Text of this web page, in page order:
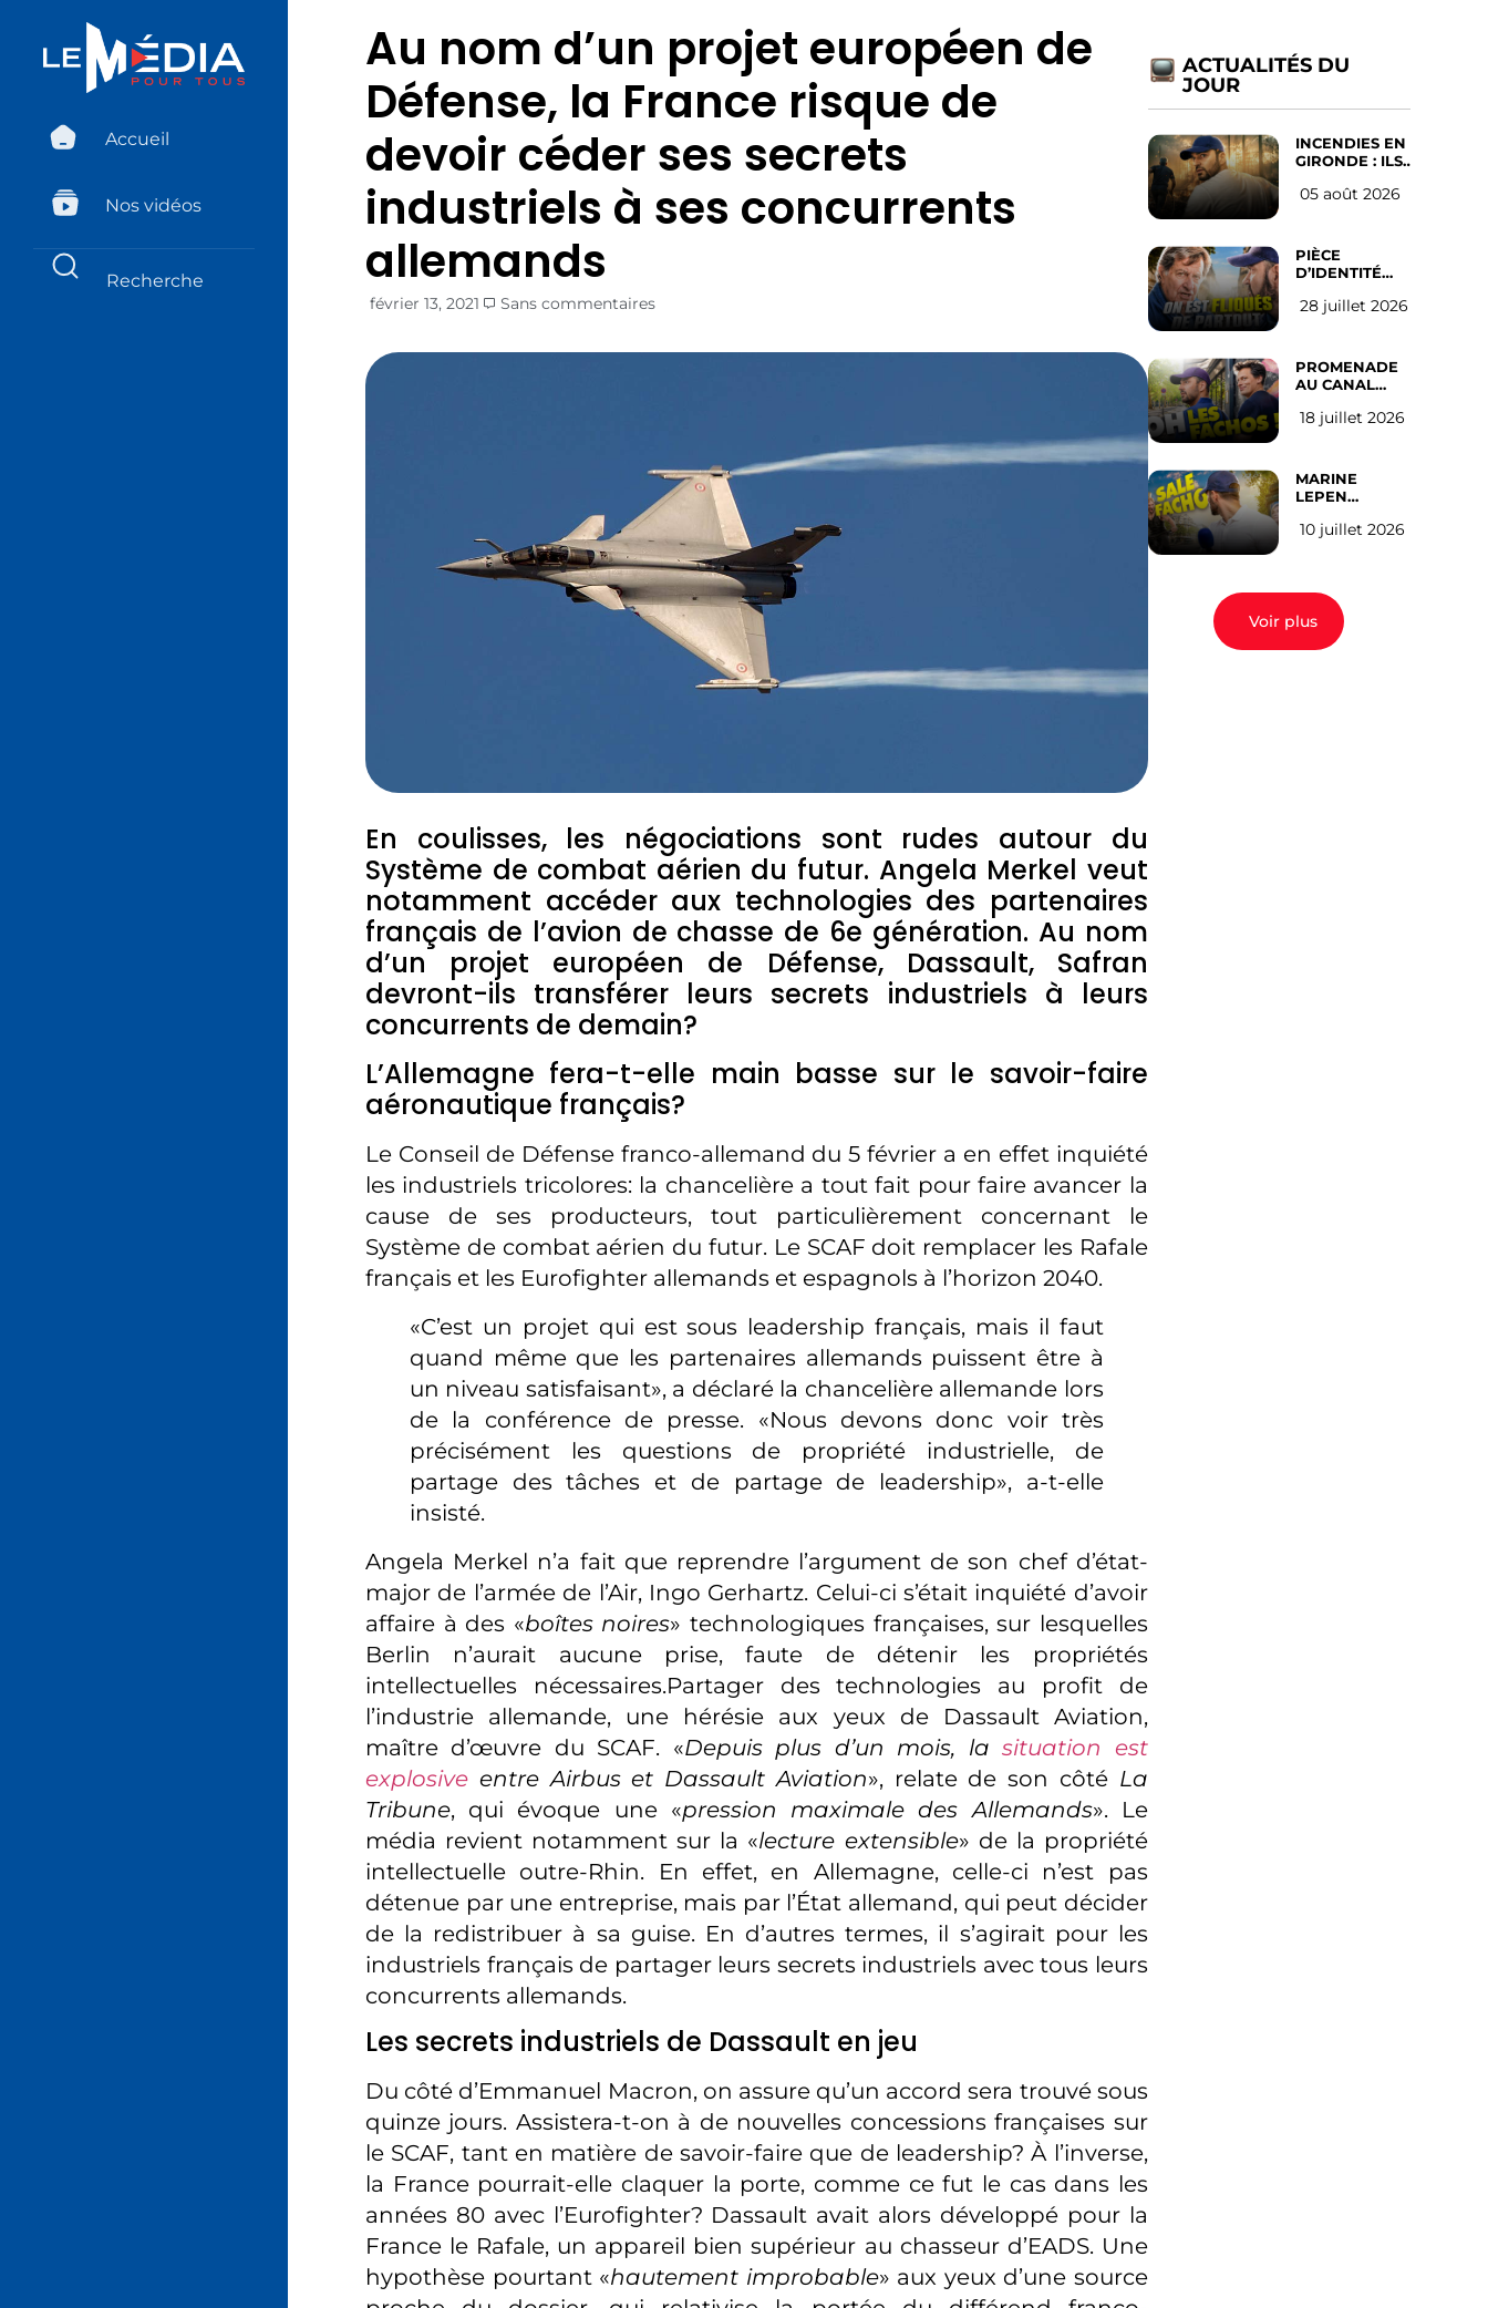
Accueil
Nos vidéos
Au nom d’un projet européen de
Défense, la France risque de
devoir céder ses secrets
industriels à ses concurrents
allemands
février 13, 2021 Sans commentaires
En coulisses, les négociations sont rudes autour du
Système de combat aérien du futur. Angela Merkel veut
notamment accéder aux technologies des partenaires
français de l’avion de chasse de 6e génération. Au nom
d’un projet européen de Défense, Dassault, Safran
devront-ils transférer leurs secrets industriels à leurs
concurrents de demain?
L’Allemagne fera-t-elle main basse sur le savoir-faire
aéronautique français?
Le Conseil de Défense franco-allemand du 5 février a en effet inquiété
les industriels tricolores: la chancelière a tout fait pour faire avancer la
cause de ses producteurs, tout particulièrement concernant le
Système de combat aérien du futur. Le SCAF doit remplacer les Rafale
français et les Eurofighter allemands et espagnols à l’horizon 2040.
«C’est un projet qui est sous leadership français, mais il faut
quand même que les partenaires allemands puissent être à
un niveau satisfaisant», a déclaré la chancelière allemande lors
de la conférence de presse. «Nous devons donc voir très
précisément les questions de propriété industrielle, de
partage des tâches et de partage de leadership», a-t-elle
insisté.
Angela Merkel n’a fait que reprendre l’argument de son chef d’état-
major de l’armée de l’Air, Ingo Gerhartz. Celui-ci s’était inquiété d’avoir
affaire à des «boîtes noires» technologiques françaises, sur lesquelles
Berlin n’aurait aucune prise, faute de détenir les propriétés
intellectuelles nécessaires.Partager des technologies au profit de
l’industrie allemande, une hérésie aux yeux de Dassault Aviation,
maître d’œuvre du SCAF. «Depuis plus d’un mois, lasituation est
explosive entre Airbus et Dassault Aviation», relate de son côté La
Tribune, qui évoque une «pression maximale des Allemands». Le
média revient notamment sur la «lecture extensible» de la propriété
intellectuelle outre-Rhin. En effet, en Allemagne, celle-ci n’est pas
détenue par une entreprise, mais par l’État allemand, qui peut décider
de la redistribuer à sa guise. En d’autres termes, il s’agirait pour les
industriels français de partager leurs secrets industriels avec tous leurs
concurrents allemands.
Les secrets industriels de Dassault en jeu
Du côté d’Emmanuel Macron, on assure qu’un accord sera trouvé sous
quinze jours. Assistera-t-on à de nouvelles concessions françaises sur
le SCAF, tant en matière de savoir-faire que de leadership? À l’inverse,
la France pourrait-elle claquer la porte, comme ce fut le cas dans les
années 80 avec l’Eurofighter? Dassault avait alors développé pour la
France le Rafale, un appareil bien supérieur au chasseur d’EADS. Une
hypothèse pourtant «hautement improbable» aux yeux d’une source
ACTUALITÉS DU
JOUR
INCENDIES EN
GIRONDE : ILS
D’ABANDONNER
05 août 2026
PIÈCE
D’IDENTITÉ
SUR LES
l’avis des
Français
28 juillet 2026
PROMENADE
AU CANAL
(les gauchistes
18 juillet 2026
MARINE
LEPEN
EN 2027 : l’avis
10 juillet 2026
Voir plus